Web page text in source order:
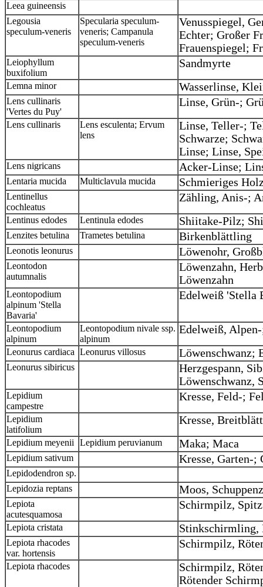
Leea guineensis
Legousia
speculum-veneris
Specularia speculum-
veneris; Campanula
speculum-veneris
Venusspiegel,
Echter; Großer
Frauenspiegel;
Leiophyllum
buxifolium
Sandmyrte
Lemna minor Wasserlinse,
Lens cullinaris
'Vertes du Puy'
Linse, Grün-;
Lens cullinaris
Lens esculenta; Ervum
lens
Linse, Teller-;
Schwarze;
Linse; Linse,
Lens nigricans Acker-Linse;
Lentaria mucida Multiclavula mucida Schmieriges
Lentinellus
cochleatus
Zähling, Anis-;
Lentinus edodes Lentinula edodes Shiitake-Pilz;
Lenzites betulina Trametes betulina Birkenblättling
Leonotis leonurus Löwenohr,
Leontodon
autumnalis
Löwenzahn,
Löwenzahn
Leontopodium
alpinum 'Stella
Bavaria'
Edelweiß 'Stella
Leontopodium
alpinum
Leontopodium nivale ssp.
alpinum
Edelweiß,
Leonurus cardiaca Leonurus villosus Löwenschwanz;
Leonurus sibiricus
Herzgespann,
Löwenschwanz,
Lepidium
campestre
Kresse, Feld-;
Lepidium
latifolium
Kresse,
Lepidium meyenii Lepidium peruvianum Maka; Maca
Lepidium sativum Kresse, Garten-;
Lepidodendron sp.
Lepidozia reptans
Moos,
Lepiota
acutesquamosa
Schirmpilz,
Lepiota cristata
Lepiota rhacodes
var. hortensis
Schirmpilz,
Lepiota rhacodes
Schirmpilz,
Rötender